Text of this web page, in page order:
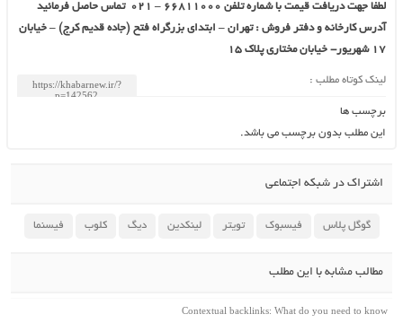
لطفا جهت دریافت قیمت با شماره تلفن ۶۶۸۱۱۰۰۰ – ۰۲۱ تماس حاصل فرمائید
آدرس کارخانه و دفتر فروش : تهران – ابتدای بزرگراه فتح (جاده قدیم کرج) – خیابان
۱۷ شهریور- خیابان مختاری پلاک ۱۵
لینک کوتاه مطلب :
برچسب ها
این مطلب بدون برچسب می باشد.
اشتراک در شبکه اجتماعی
گوگل پلاس فیسبوک تویتر لینکدین دیگ کلوب فیسنما
مطالب مشابه با این مطلب
Contextual backlinks: What do you need to know